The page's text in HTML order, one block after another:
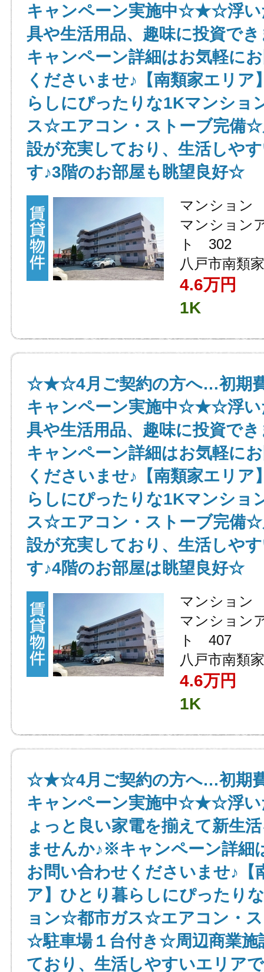
キャンペーン実施中☆★☆浮い
具や生活用品、趣味に投資で
キャンペーン詳細はお気軽に
くださいませ♪【南類家エリア
らしにぴったりな1Kマンショ
ス☆エアコン・ストーブ完備☆
設が充実しており、生活しや
す♪3階のお部屋も眺望良好☆
マンション
マンション
ト 302
八戸市南類
4.6万円
1K
☆★☆4月ご契約の方へ…初期
キャンペーン実施中☆★☆浮い
具や生活用品、趣味に投資で
キャンペーン詳細はお気軽に
くださいませ♪【南類家エリア
らしにぴったりな1Kマンショ
ス☆エアコン・ストーブ完備☆
設が充実しており、生活しや
す♪4階のお部屋は眺望良好☆
マンション
マンション
ト 407
八戸市南類
4.6万円
1K
☆★☆4月ご契約の方へ…初期
キャンペーン実施中☆★☆浮い
ょっと良い家電を揃えて新生
ませんか♪※キャンペーン詳細
お問い合わせくださいませ♪【
ア】ひとり暮らしにぴったり
ョン☆都市ガス☆エアコン・
☆駐車場１台付き☆周辺商業施
ており、生活しやすいエリア